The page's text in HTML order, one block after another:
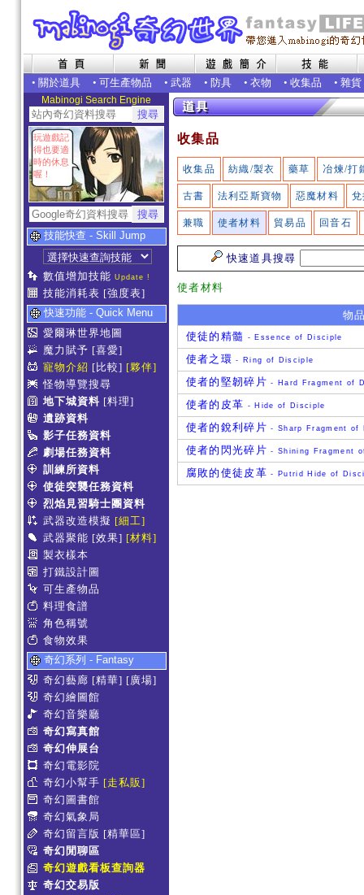
• 關於道具 • 可生產物品 • 武器 • 防具 • 衣物 • 收集品 • 雜貨
Mabinogi Search Engine
玩遊戲記
得也要適
時的休息
喔！
技能快查 - Skill Jump
數值增加技能 Update !
技能消耗表 [強度表]
快速功能 - Quick Menu
愛爾琳世界地圖
魔力賦予 [喜愛]
寵物介紹 [比較] [夥伴]
怪物導覽搜尋
地下城資料 [料理]
遺跡資料
影子任務資料
劇場任務資料
訓練所資料
使徒突襲任務資料
烈焰見習騎士團資料
武器改造模擬 [細工]
武器聚能 [效果] [材料]
製衣樣本
打鐵設計圖
可生產物品
料理食譜
角色稱號
食物效果
奇幻系列 - Fantasy
奇幻藝廊 [精華] [廣場]
奇幻繪圖館
奇幻音樂廳
奇幻寫真館
奇幻伸展台
奇幻電影院
奇幻小幫手 [走私販]
奇幻圖書館
奇幻氣象局
奇幻留言版 [精華區]
奇幻閒聊區
奇幻遊戲看板查詢器
奇幻交易版
收集品
收集品 紡織/製衣 藥草 冶煉/打
古書 法利亞斯寶物 惡魔材料
兼職 使者材料 貿易品 回音石
快速道具搜尋
使者材料
物
使徒的精髓
- Essence of Disciple
使者之環 - Ring of Disciple
使者的堅韌碎片 - Hard Fragment of
使者的皮革 - Hide of Disciple
使者的銳利碎片 - Sharp Fragment of
使者的閃光碎片 - Shining Fragment
腐敗的使徒皮革 - Putrid Hide of